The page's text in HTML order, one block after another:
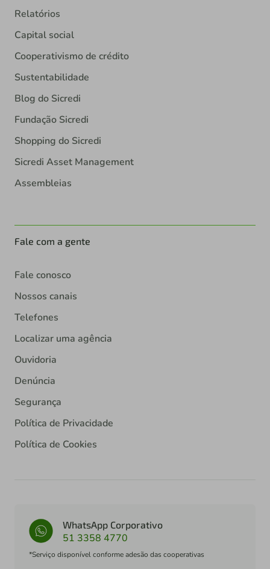
Relatórios
Capital social
Cooperativismo de crédito
Sustentabilidade
Blog do Sicredi
Fundação Sicredi
Shopping do Sicredi
Sicredi Asset Management
Assembleias
Fale com a gente
Fale conosco
Nossos canais
Telefones
Localizar uma agência
Ouvidoria
Denúncia
Segurança
Política de Privacidade
Política de Cookies
WhatsApp Corporativo
51 3358 4770
*Serviço disponível conforme adesão das cooperativas